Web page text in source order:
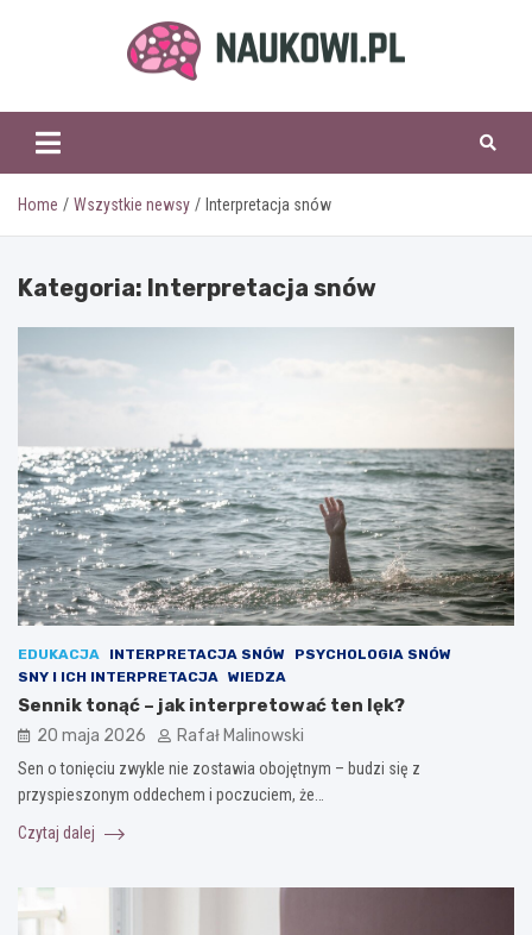
naukowi.pl
Home Wszystkie newsy Interpretacja snów
Kategoria: Interpretacja snów
EDUKACJA INTERPRETACJA SNÓW
PSYCHOLOGIA SNÓW
SNY I ICH INTERPRETACJA WIEDZA
Sennik tonąć – jak interpretować ten lęk?
20 maja 2026 Rafał Malinowski
Sen o tonięciu zwykle nie zostawia obojętnym – budzi się z
przyspieszonym oddechem i poczuciem, że…
Czytaj dalej